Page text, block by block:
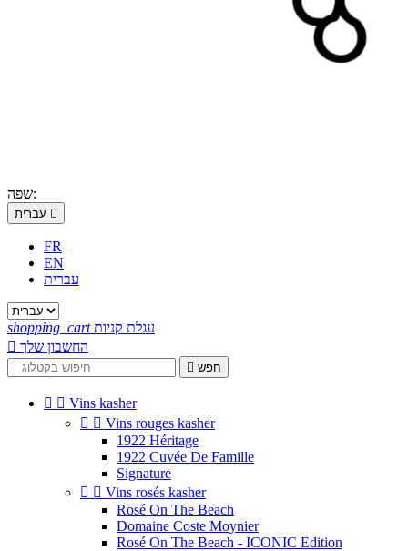
שפה:
עברית 
FR
EN
עברית
shopping_cart עגלת קניות
 החשבון שלך
 חפש
  Vins kasher
  Vins rouges kasher
1922 Héritage
1922 Cuvée De Famille
Signature
  Vins rosés kasher
Rosé On The Beach
Domaine Coste Moynier
Rosé On The Beach - ICONIC Edition